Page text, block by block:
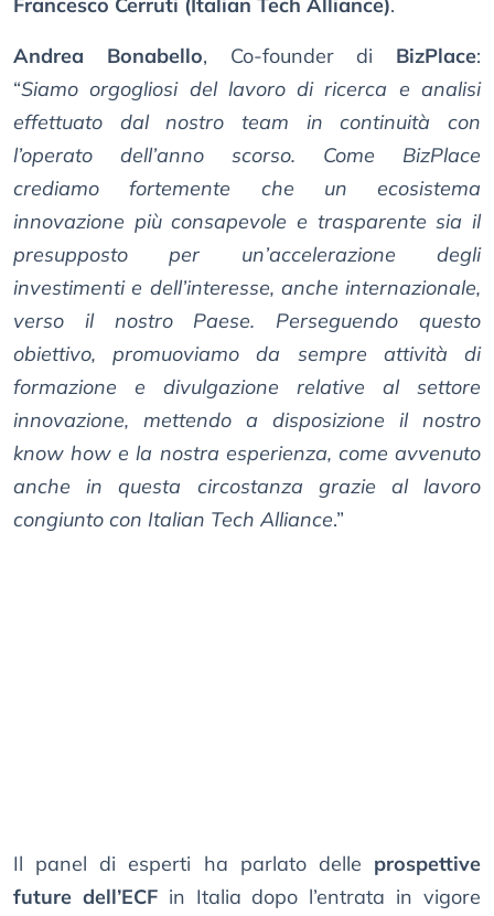
Francesco Cerruti (Italian Tech Alliance).
Andrea Bonabello, Co-founder di BizPlace:
“Siamo orgogliosi del lavoro di ricerca e analisi
effettuato dal nostro team in continuità con
l’operato dell’anno scorso. Come BizPlace
crediamo fortemente che un ecosistema
innovazione più consapevole e trasparente sia il
presupposto per un’accelerazione degli
investimenti e dell’interesse, anche internazionale,
verso il nostro Paese. Perseguendo questo
obiettivo, promuoviamo da sempre attività di
formazione e divulgazione relative al settore
innovazione, mettendo a disposizione il nostro
know how e la nostra esperienza, come avvenuto
anche in questa circostanza grazie al lavoro
congiunto con Italian Tech Alliance.”
Il panel di esperti ha parlato delle prospettive
future dell’ECFin Italia dopo l’entrata in vigore